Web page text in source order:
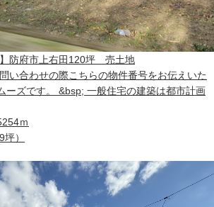
】防府市上右田120坪 売土地
い合わせの際こちらの物件番号をお伝えいた
ーズです。 &bsp; 一般住宅の建築は都市計画
ｍ
）